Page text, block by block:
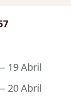
19 Abril
20 Abril